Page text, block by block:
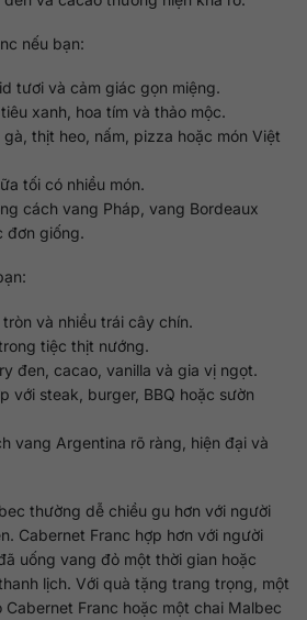
nếu bạn:
tươi và cảm giác gọn miệng.
xanh, hoa tím và thảo mộc.
thịt heo, nấm, pizza hoặc món Việt
tối có nhiều món.
cách vang Pháp, vang Bordeaux
đơn giống.
và nhiều trái cây chín.
tiệc thịt nướng.
đen, cacao, vanilla và gia vị ngọt.
với steak, burger, BBQ hoặc sườn
vang Argentina rõ ràng, hiện đại và
thường dễ chiều gu hơn với người
Cabernet Franc hợp hơn với người
uống vang đỏ một thời gian hoặc
lịch. Với quà tặng trang trọng, một
Cabernet Franc hoặc một chai Malbec